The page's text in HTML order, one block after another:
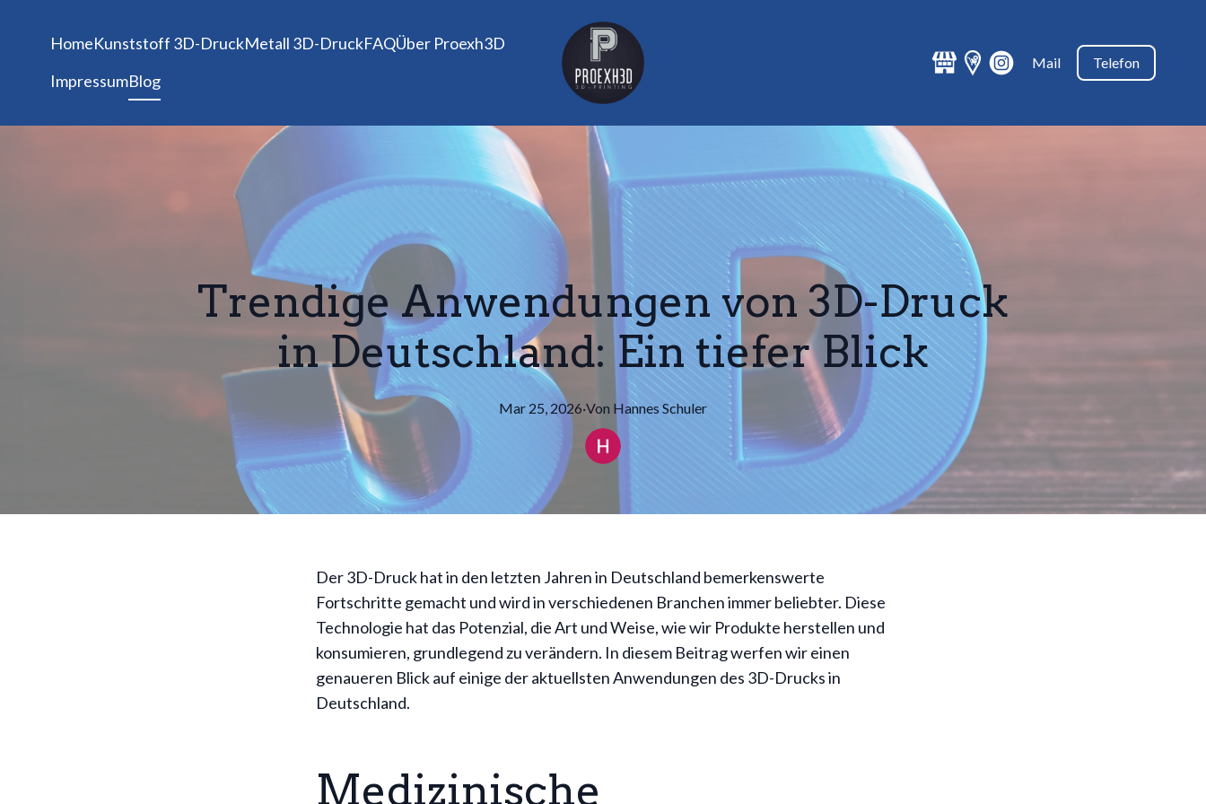
HomeKunststoff 3D-DruckMetall 3D-DruckFAQÜber Proexh3D
ImpressumBlog
Mail Telefon
Trendige Anwendungen von 3D-Druck
in Deutschland: Ein tiefer Blick
Mar 25, 2026·Von Hannes Schuler
Der 3D-Druck hat in den letzten Jahren in Deutschland bemerkenswerte
Fortschritte gemacht und wird in verschiedenen Branchen immer beliebter. Diese
Technologie hat das Potenzial, die Art und Weise, wie wir Produkte herstellen und
konsumieren, grundlegend zu verändern. In diesem Beitrag werfen wir einen
genaueren Blick auf einige der aktuellsten Anwendungen des 3D-Drucks in
Deutschland.
Medizinische